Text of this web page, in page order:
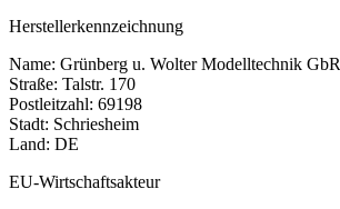
Herstellerkennzeichnung
Name: Grünberg u. Wolter Modelltechnik GbR
Straße: Talstr. 170
Postleitzahl: 69198
Stadt: Schriesheim
Land: DE
EU-Wirtschaftsakteur